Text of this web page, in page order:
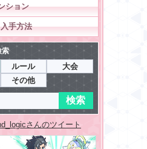
ション
手方法
索
ルール
大会
その他
さんのツイート